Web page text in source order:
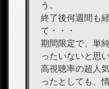
う。
終了後何週間も
て・・・
期間限定で、単
ったいないと思い
高視聴率の超人
ったとしても、